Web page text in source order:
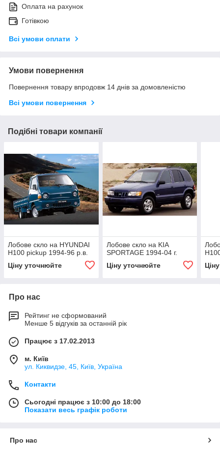
Оплата на рахунок
Готівкою
Всі умови оплати
Умови повернення
Повернення товару впродовж 14 днів за домовленістю
Всі умови повернення
Подібні товари компанії
Лобове скло на HYUNDAI
H100 pickup 1994-96 р.в.
Ціну уточнюйте
Лобове скло на KIA
SPORTAGE 1994-04 г.
Ціну уточнюйте
Про нас
Рейтинг не сформований
Менше 5 відгуків за останній рік
Працює з 17.02.2013
м. Київ
ул. Киквидзе, 45, Київ, Україна
Контакти
Сьогодні працює з 10:00 до 18:00
Показати весь графік роботи
Про нас